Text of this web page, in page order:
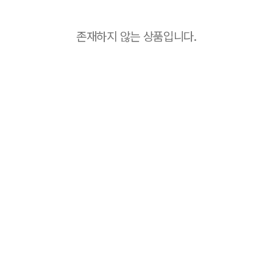
존재하지 않는 상품입니다.